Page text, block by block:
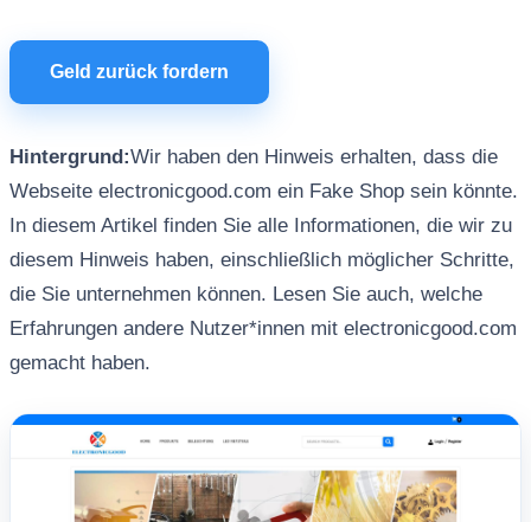
Geld zurück fordern
Hintergrund:Wir haben den Hinweis erhalten, dass die
Webseite electronicgood.com ein Fake Shop sein könnte.
In diesem Artikel finden Sie alle Informationen, die wir zu
diesem Hinweis haben, einschließlich möglicher Schritte,
die Sie unternehmen können. Lesen Sie auch, welche
Erfahrungen andere Nutzer*innen mit electronicgood.com
gemacht haben.